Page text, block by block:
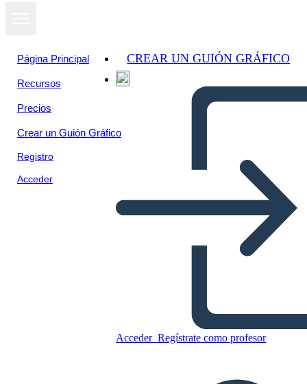
Página Principal
Recursos
Precios
Crear un Guión Gráfico
Registro
Acceder
CREAR UN GUIÓN GRÁFICO
Acceder Regístrate como profesor